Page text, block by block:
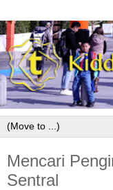
Mencari
Sentral